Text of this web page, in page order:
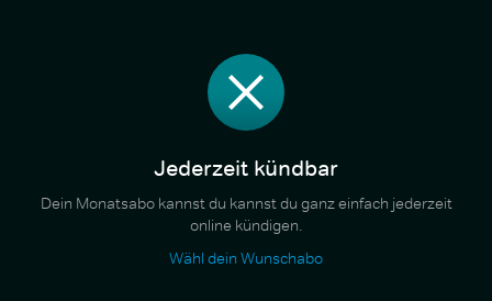
Jederzeit kündbar
Dein Monatsabo kannst du kannst du ganz einfach jederzeit
online kündigen.
Wähl dein Wunschabo